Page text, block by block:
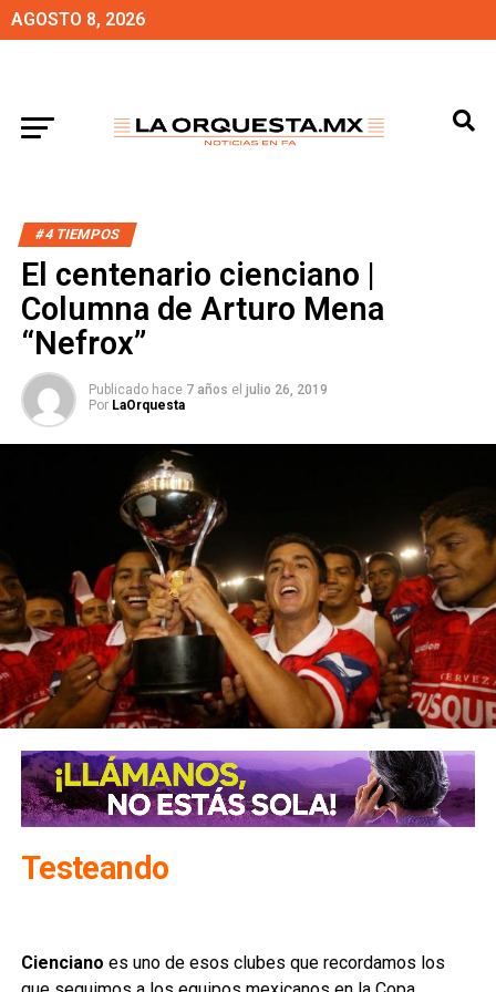
AGOSTO 8, 2026
#4 TIEMPOS
El centenario cienciano |
Columna de Arturo Mena
“Nefrox”
Publicado hace 7 años el julio 26, 2019
Por LaOrquesta
Testeando
Cienciano es uno de esos clubes que recordamos los